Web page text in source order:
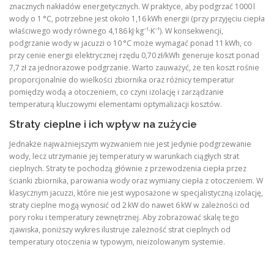
znacznych nakładów energetycznych. W praktyce, aby podgrzać 1000 l
wody o 1 °C, potrzebne jest około 1,16 kWh energii (przy przyjęciu ciepła
właściwego wody równego 4,186 kJ·kg⁻¹·K⁻¹). W konsekwencji,
podgrzanie wody w jacuzzi o 10 °C może wymagać ponad 11 kWh, co
przy cenie energii elektrycznej rzędu 0,70 zł/kWh generuje koszt ponad
7,7 zł za jednorazowe podgrzanie. Warto zauważyć, że ten koszt rośnie
proporcjonalnie do wielkości zbiornika oraz różnicy temperatur
pomiędzy wodą a otoczeniem, co czyni izolację i zarządzanie
temperaturą kluczowymi elementami optymalizacji kosztów.
Straty cieplne i ich wpływ na zużycie
Jednakże najważniejszym wyzwaniem nie jest jedynie podgrzewanie
wody, lecz utrzymanie jej temperatury w warunkach ciągłych strat
cieplnych. Straty te pochodzą głównie z przewodzenia ciepła przez
ścianki zbiornika, parowania wody oraz wymiany ciepła z otoczeniem. W
klasycznym jacuzzi, które nie jest wyposażone w specjalistyczną izolację,
straty cieplne mogą wynosić od 2 kW do nawet 6 kW w zależności od
pory roku i temperatury zewnętrznej. Aby zobrazować skalę tego
zjawiska, poniższy wykres ilustruje zależność strat cieplnych od
temperatury otoczenia w typowym, nieizolowanym systemie.